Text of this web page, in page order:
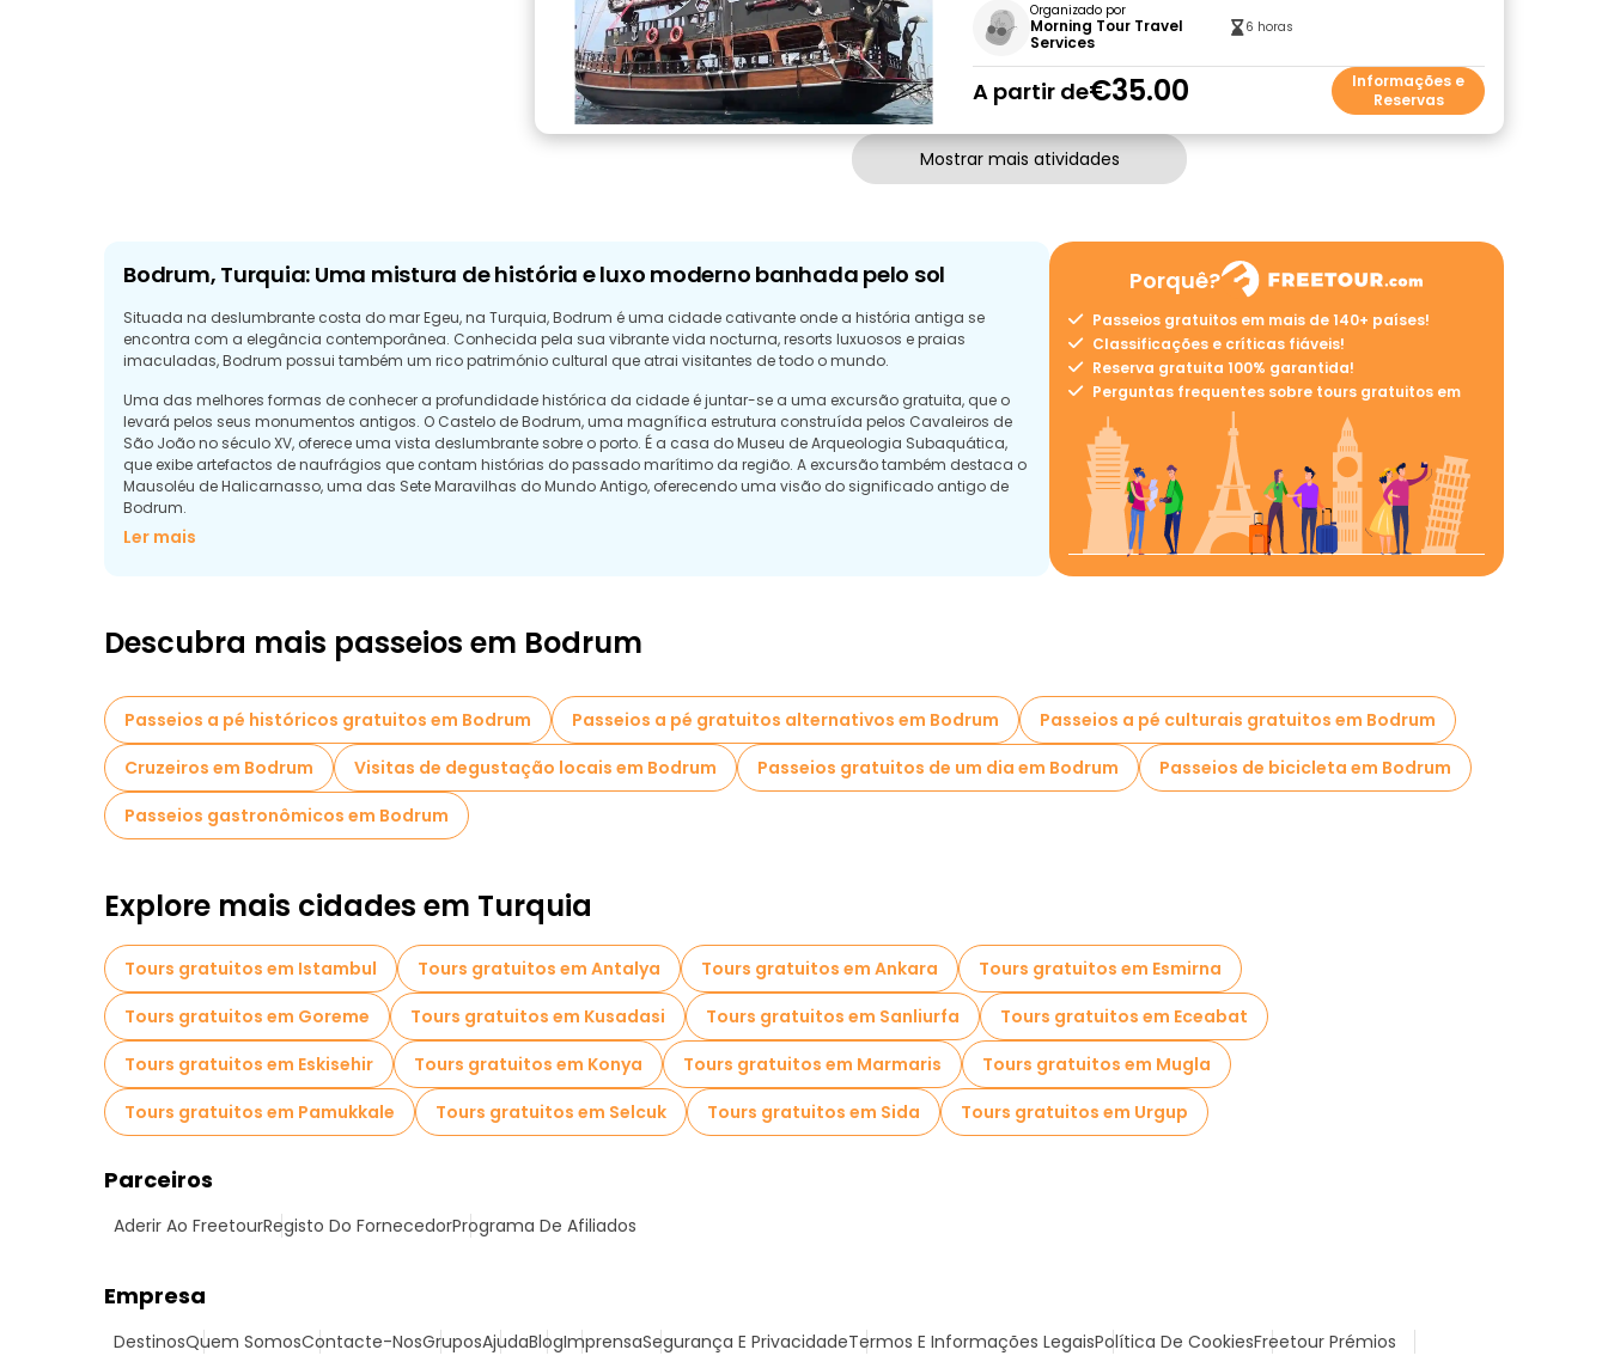
Organizado por
Morning Tour Travel
Services
6 horas
A partir de€35.00
Informações e
Reservas
Mostrar mais atividades
Bodrum, Turquia: Uma mistura de história e luxo moderno banhada pelo sol
Situada na deslumbrante costa do mar Egeu, na Turquia, Bodrum é uma cidade cativante onde a história antiga se
encontra com a elegância contemporânea. Conhecida pela sua vibrante vida nocturna, resorts luxuosos e praias
imaculadas, Bodrum possui também um rico património cultural que atrai visitantes de todo o mundo.
Uma das melhores formas de conhecer a profundidade histórica da cidade é juntar-se a uma excursão gratuita, que o
levará pelos seus monumentos antigos. O Castelo de Bodrum, uma magnífica estrutura construída pelos Cavaleiros de
São João no século XV, oferece uma vista deslumbrante sobre o porto. É a casa do Museu de Arqueologia Subaquática,
que exibe artefactos de naufrágios que contam histórias do passado marítimo da região. A excursão também destaca o
Mausoléu de Halicarnasso, uma das Sete Maravilhas do Mundo Antigo, oferecendo uma visão do significado antigo de
Bodrum.
Ler mais
Porquê?
Passeios gratuitos em mais de 140+ países!
Classificações e críticas fiáveis!
Reserva gratuita 100% garantida!
Perguntas frequentes sobre tours gratuitos em
Descubra mais passeios em Bodrum
Passeios a pé históricos gratuitos em Bodrum Passeios a pé gratuitos alternativos em Bodrum
Passeios a pé culturais gratuitos em Bodrum
Cruzeiros em Bodrum
Visitas de degustação locais em Bodrum Passeios gratuitos de um dia em Bodrum
Passeios de bicicleta em Bodrum
Passeios gastronômicos em Bodrum
Explore mais cidades em Turquia
Tours gratuitos em Istambul Tours gratuitos em Antalya Tours gratuitos em Ankara
Tours gratuitos em Esmirna
Tours gratuitos em Goreme
Tours gratuitos em Kusadasi Tours gratuitos em Sanliurfa
Tours gratuitos em Eceabat
Tours gratuitos em Eskisehir
Tours gratuitos em Konya Tours gratuitos em Marmaris
Tours gratuitos em Mugla
Tours gratuitos em Pamukkale
Tours gratuitos em Selcuk Tours gratuitos em Sida Tours gratuitos em Urgup
Parceiros
Aderir Ao FreetourRegisto Do FornecedorPrograma De Afiliados
Empresa
DestinosQuem SomosContacte-NosGruposAjudaBlogImprensaSegurança E PrivacidadeTermos E Informações LegaisPolítica De CookiesFreetour Prémios